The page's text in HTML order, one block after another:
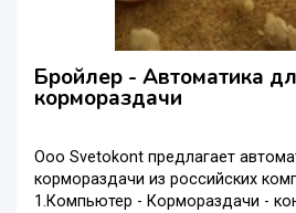
Бройлер - Автоматика
кормораздачи
Ооо Svetokont предлагает
кормораздачи из российских
1.Компьютер - Кормораздачи -